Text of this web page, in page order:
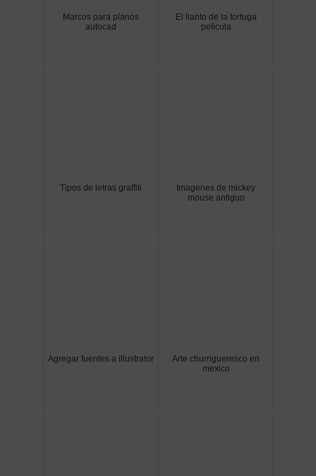
Marcos para planos
autocad
El llanto de la tortuga
pelicula
Tipos de letras graffiti
Imagenes de mickey
mouse antiguo
Agregar fuentes a illustrator
Arte churrigueresco en
mexico